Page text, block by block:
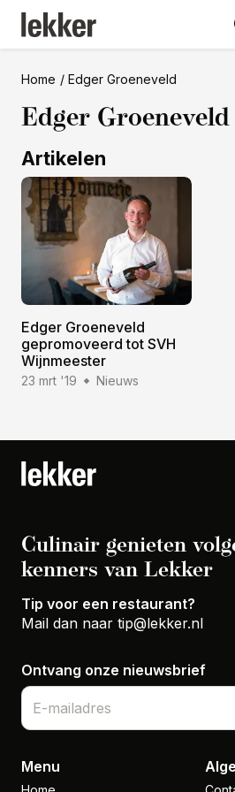
Home Edger Groeneveld
Edger Groeneveld
Artikelen
Edger Groeneveld
gepromoveerd tot SVH
Wijnmeester
23 mrt '19 Nieuws
Culinair genieten
kenners van Lekker
Tip voor een restaurant?
Mail dan naar tip@lekker.nl
Ontvang onze nieuwsbrief
Menu